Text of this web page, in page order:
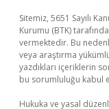
Sitemiz, 5651 Sayılı
Kurumu (BTK)
vermektedir. Bu
veya araştırma
yazdıkları içeriklerin
bu sorumluluğu kabul
Hukuka ve yasal